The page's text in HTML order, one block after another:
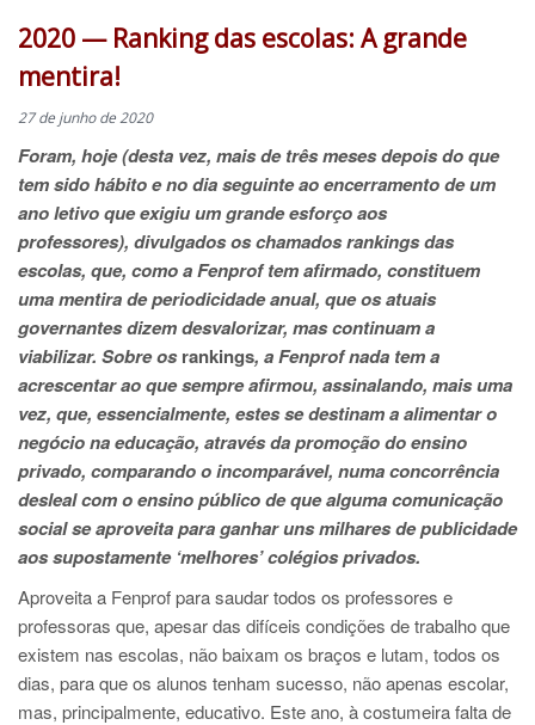
2020 — Ranking das escolas: A grande
mentira!
27 de junho de 2020
Foram, hoje (desta vez, mais de três meses depois do que
tem sido hábito e no dia seguinte ao encerramento de um
ano letivo que exigiu um grande esforço aos
professores), divulgados os chamados rankings das
escolas, que, como a Fenprof tem afirmado, constituem
uma mentira de periodicidade anual, que os atuais
governantes dizem desvalorizar, mas continuam a
viabilizar. Sobre osrankings, a Fenprof nada tem a
acrescentar ao que sempre afirmou, assinalando, mais uma
vez, que, essencialmente, estes se destinam a alimentar o
negócio na educação, através da promoção do ensino
privado, comparando o incomparável, numa concorrência
desleal com o ensino público de que alguma comunicação
social se aproveita para ganhar uns milhares de publicidade
aos supostamente ‘melhores’ colégios privados.
Aproveita a Fenprof para saudar todos os professores e
professoras que, apesar das difíceis condições de trabalho que
existem nas escolas, não baixam os braços e lutam, todos os
dias, para que os alunos tenham sucesso, não apenas escolar,
mas, principalmente, educativo. Este ano, à costumeira falta de